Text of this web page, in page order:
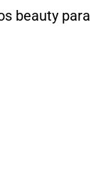
beauty para